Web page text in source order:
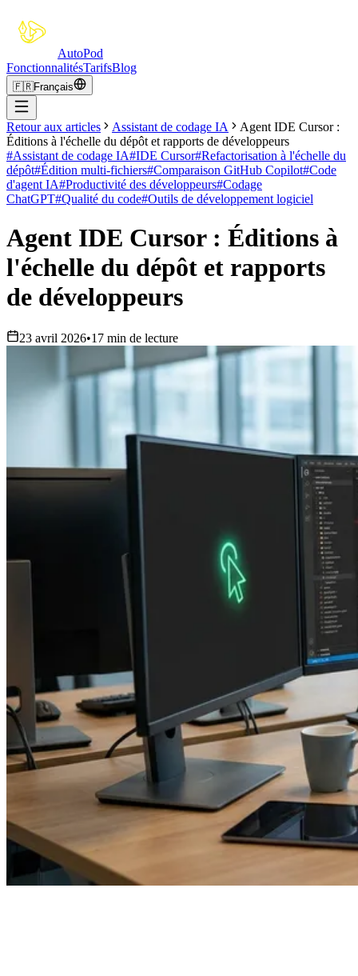
AutoPod
FonctionnalitésTarifsBlog
🇫🇷Français
Retour aux articles Assistant de codage IA
Agent IDE Cursor :
Éditions à l'échelle du dépôt et rapports de développeurs
#Assistant de codage IA#IDE Cursor#Refactorisation à l'échelle du
dépôt#Édition multi-fichiers#Comparaison GitHub Copilot#Code
d'agent IA#Productivité des développeurs#Codage
ChatGPT#Qualité du code#Outils de développement logiciel
Agent IDE Cursor : Éditions à
l'échelle du dépôt et rapports
de développeurs
23 avril 2026•17 min de lecture